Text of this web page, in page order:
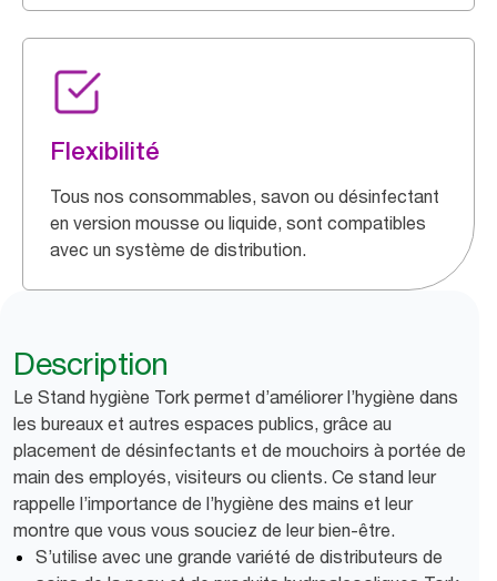
Flexibilité
Tous nos consommables, savon ou désinfectant
en version mousse ou liquide, sont compatibles
avec un système de distribution.
Description
Le Stand hygiène Tork permet d’améliorer l’hygiène dans
les bureaux et autres espaces publics, grâce au
placement de désinfectants et de mouchoirs à portée de
main des employés, visiteurs ou clients. Ce stand leur
rappelle l’importance de l’hygiène des mains et leur
montre que vous vous souciez de leur bien-être.
S’utilise avec une grande variété de distributeurs de